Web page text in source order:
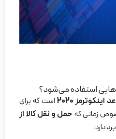
اینکوترمز 2020
است که برای
زمانی کهحمل و نقل کالا از
دارد.